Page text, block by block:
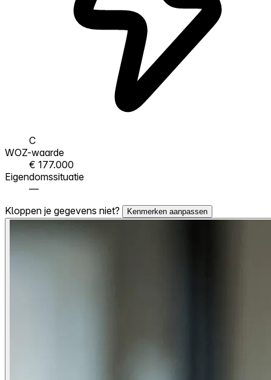
C
WOZ-waarde
€ 177.000
Eigendomssituatie
—
Kloppen je gegevens niet?
Kenmerken aanpassen